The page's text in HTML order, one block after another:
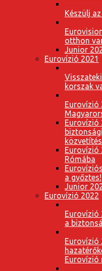
Készülj
otthon
Junior
Eurovízió 2021
korszak
Eurovízió
Eurovízió
Eurovízió
Rómába
a győztes!
Junior
Eurovízió 2022
Eurovízió
a
Eurovízió
Eurovízió